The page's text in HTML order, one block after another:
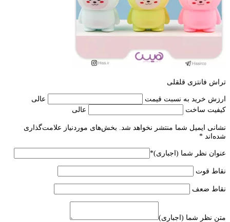
تراش فانتزی قلقلی
ارزش خرید به نسبت قیمت
عالی
کیفیت ساخت
عالی
نشانی ایمیل شما منتشر نخواهد شد.
بخش‌های موردنیاز علامت‌گذاری
شده‌اند *
عنوان نظر شما (اجباری)*
نقاط قوت
نقاط ضعف
متن نظر شما (اجباری)